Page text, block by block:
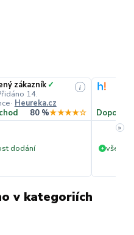
zákazník ✓
14.
· Heureka.cz
i
80 %★★★★☆
dodání + vše v
»
v kategoriích